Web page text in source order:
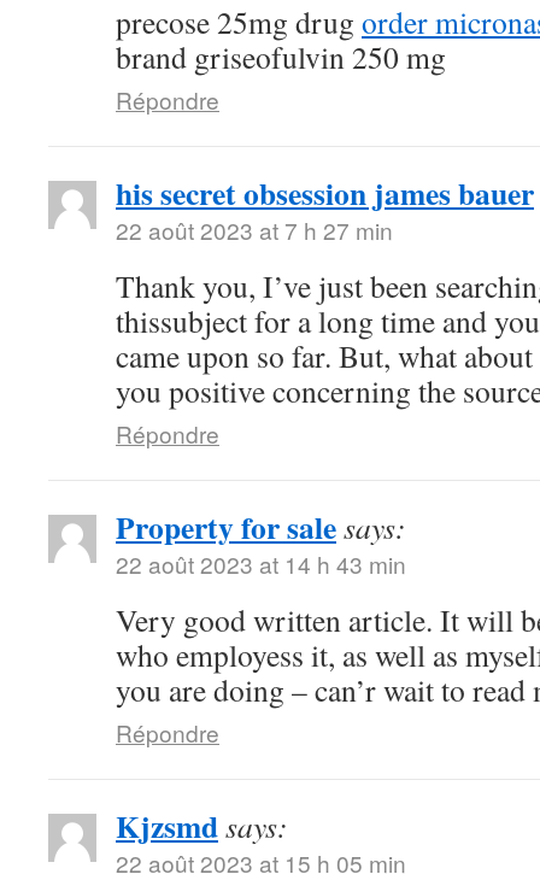
precose 25mg drug order
brand griseofulvin 250 mg
Répondre
his secret obsession james bauer
22 août 2023 at 7 h 27 min
Thank you, I’ve just been
thissubject for a long time and
came upon so far. But, what
you positive concerning the
Répondre
Property for salesays:
22 août 2023 at 14 h 43 min
Very good written article. It will
who employess it, as well as
you are doing – can’r wait to read
Répondre
Kjzsmdsays:
22 août 2023 at 15 h 05 min